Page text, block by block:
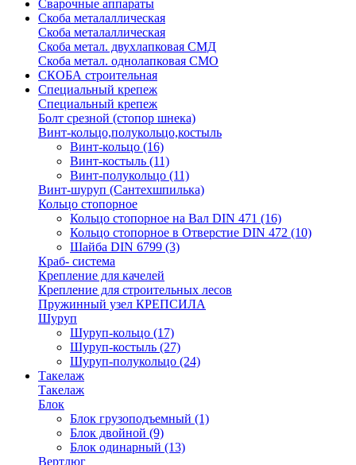
Сварочные аппараты
Скоба металаллическая
Скоба металаллическая
Скоба метал. двухлапковая СМД
Скоба метал. однолапковая СМО
СКОБА строительная
Специальный крепеж
Специальный крепеж
Болт срезной (стопор шнека)
Винт-кольцо,полукольцо,костыль
Винт-кольцо (16)
Винт-костыль (11)
Винт-полукольцо (11)
Винт-шуруп (Сантехшпилька)
Кольцо стопорное
Кольцо cтопорное на Вал DIN 471 (16)
Кольцо стопорное в Отверстие DIN 472 (10)
Шайба DIN 6799 (3)
Краб- система
Крепление для качелей
Крепление для строительных лесов
Пружинный узел КРЕПСИЛА
Шуруп
Шуруп-кольцо (17)
Шуруп-костыль (27)
Шуруп-полукольцо (24)
Такелаж
Такелаж
Блок
Блок грузоподъемный (1)
Блок двойной (9)
Блок одинарный (13)
Вертлюг